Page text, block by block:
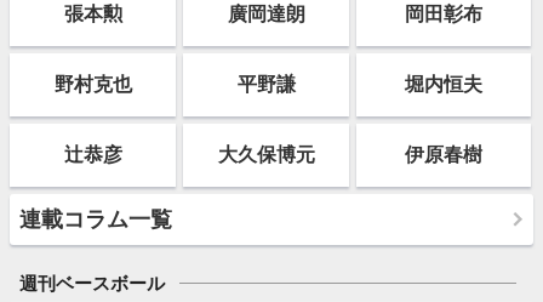
張本勲 廣岡達朗 岡田彰布
野村克也 平野謙 堀内恒夫
辻恭彦 大久保博元 伊原春樹
連載コラム一覧
週刊ベースボール